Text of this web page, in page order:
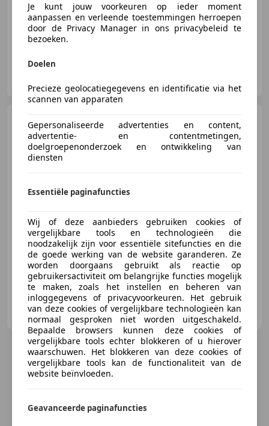
Peugeot 5008
1.2 PureTech
GT-Line Avantage, NL, aut. dis.
02/2021 86.628 km Benzine
96 kW (131 PK)
Van Heijningen Auto's B.V.
NL-5301 LW ZALTBOMMEL
Je kunt jouw voorkeuren op ieder moment
aanpassen en verleende toestemmingen herroepen
door de Privacy Manager in ons privacybeleid te
bezoeken.
Doelen
Precieze geolocatiegegevens en identificatie via het
scannen van apparaten
Gepersonaliseerde advertenties en content,
advertentie- en contentmetingen,
doelgroepenonderzoek en ontwikkeling van
diensten
Essentiële paginafuncties
Wij of deze aanbieders gebruiken cookies of
vergelijkbare tools en technologieën die
noodzakelijk zijn voor essentiële sitefuncties en die
de goede werking van de website garanderen. Ze
worden doorgaans gebruikt als reactie op
gebruikersactiviteit om belangrijke functies mogelijk
te maken, zoals het instellen en beheren van
inloggegevens of privacyvoorkeuren. Het gebruik
van deze cookies of vergelijkbare technologieën kan
normaal gesproken niet worden uitgeschakeld.
Bepaalde browsers kunnen deze cookies of
vergelijkbare tools echter blokkeren of u hierover
waarschuwen. Het blokkeren van deze cookies of
vergelijkbare tools kan de functionaliteit van de
website beïnvloeden.
Geavanceerde paginafuncties